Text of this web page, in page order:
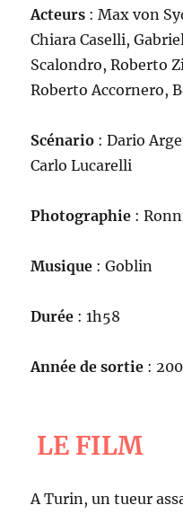
Acteurs : Max von
Chiara Caselli,
Scalondro, Roberto
Roberto Accornero,
Scénario : Dario
Carlo Lucarelli
Photographie :
Musique : Goblin
Durée : 1h58
Année de sortie :
LE FILM
A Turin, un tueur